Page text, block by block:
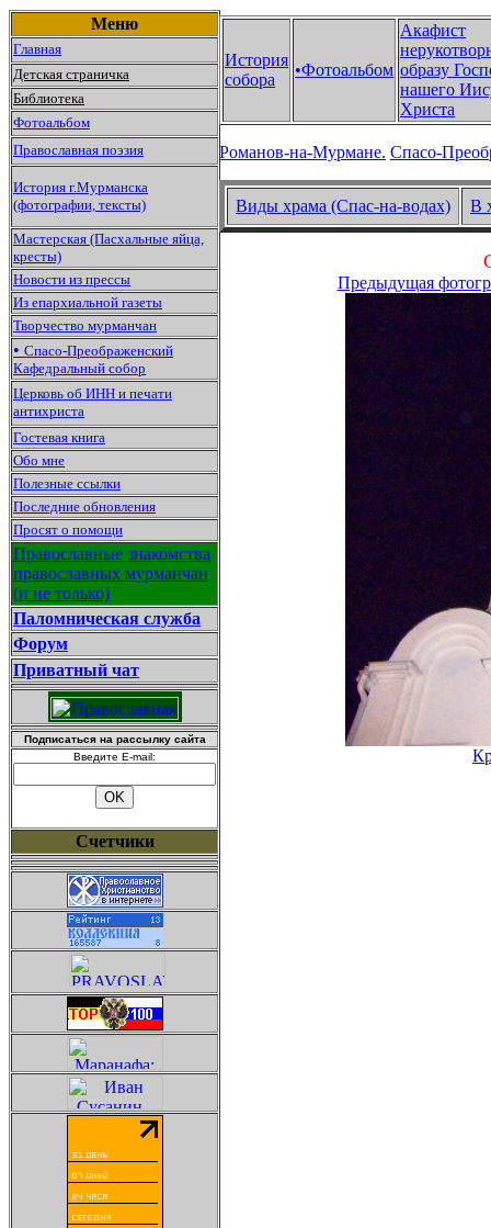
Меню
Главная
Детская страничка
Библиотека
Фотоальбом
Православная поэзия
История г.Мурманска
(фотографии, тексты)
Мастерская (Пасхальные яйца,
кресты)
Новости из прессы
Из епархиальной газеты
Творчество мурманчан
• Спасо-Преображенский
Кафедральный собор
Церковь об ИНН и печати
антихриста
Гостевая книга
Обо мне
Полезные ссылки
Последние обновления
Просят о помощи
Православные знакомства
православных мурманчан
(и не только)
Паломническая служба
Форум
Приватный чат
Подписаться на рассылку сайта
Введите E-mail:
Счетчики
История
собора
•Фотоальбом
Акафист
образу
нашего
Христа
Романов-на-Мурмане. Спасо-
Виды храма (Спас-на-водах) В
Предыдущая